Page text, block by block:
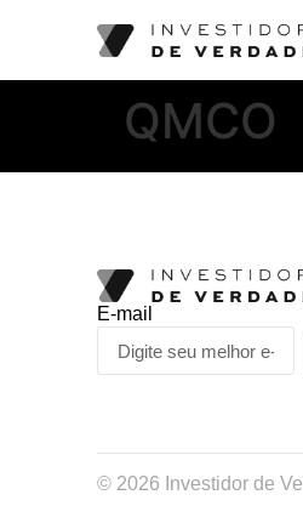
QMCO
E-mail
© 2026 Investidor de